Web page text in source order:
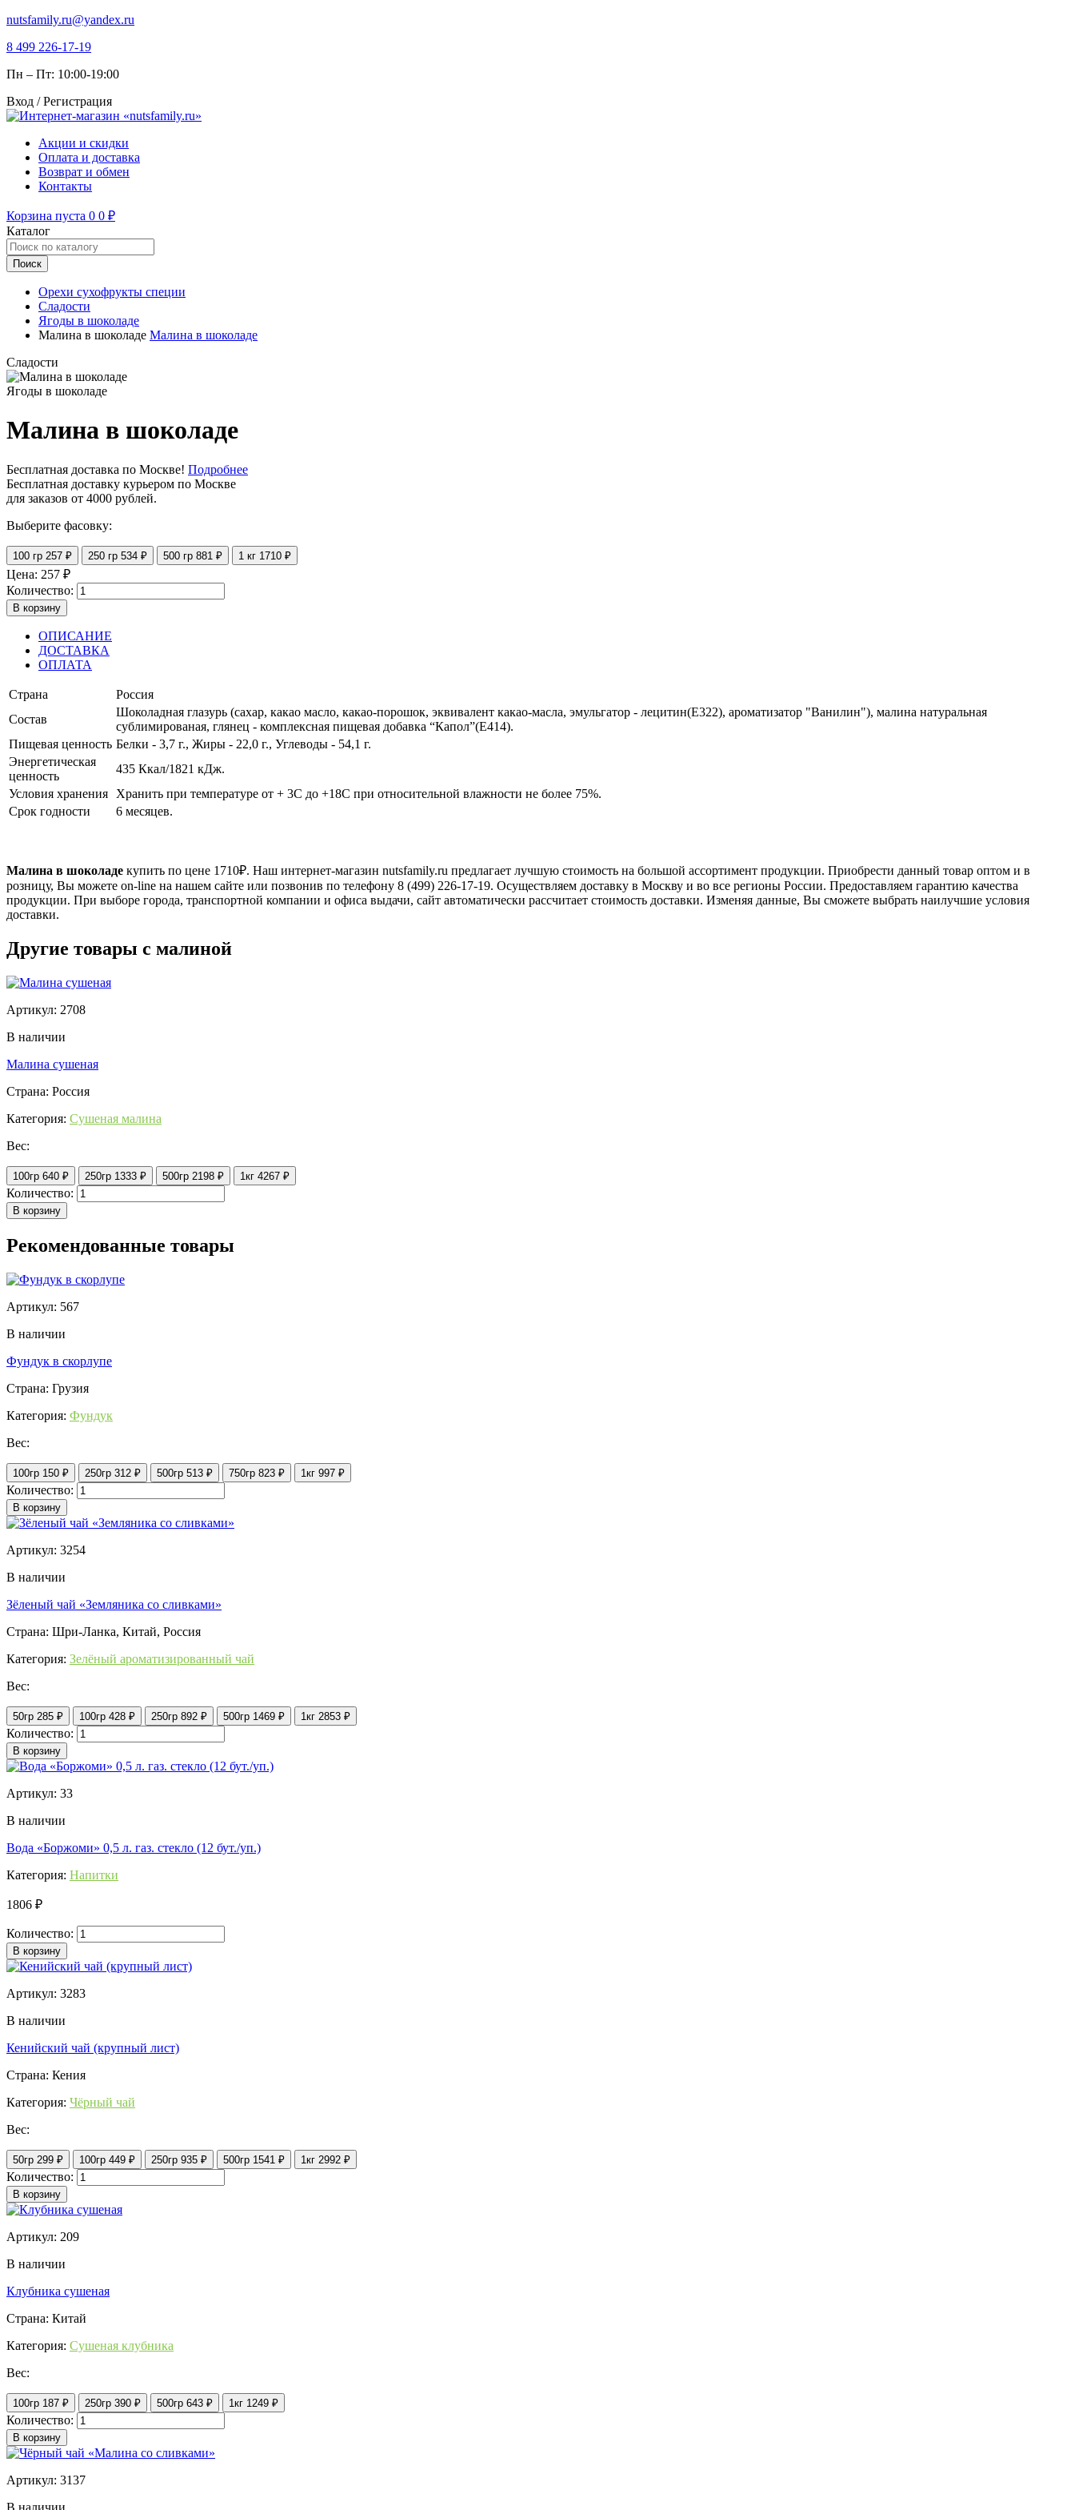
nutsfamily.ru@yandex.ru
8 499 226-17-19
Пн – Пт: 10:00-19:00
Вход / Регистрация
Акции и скидки
Оплата и доставка
Возврат и обмен
Контакты
Корзина пуста 0 0 ₽
Каталог
Поиск
Орехи сухофрукты специи
Сладости
Ягоды в шоколаде
Малина в шоколаде Малина в шоколаде
Сладости
Ягоды в шоколаде
Малина в шоколаде
Бесплатная доставка по Москве! Подробнее
Бесплатная доставку курьером по Москве
для заказов от 4000 рублей.
Выберите фасовку:
100 гр 257 ₽ 250 гр 534 ₽ 500 гр 881 ₽ 1 кг 1710 ₽
Цена: 257 ₽
Количество:
В корзину
ОПИСАНИЕ
ДОСТАВКА
ОПЛАТА
Страна
Россия
Состав
Шоколадная глазурь (сахар, какао масло, какао-порошок, эквивалент какао-масла, эмульгатор - лецитин(Е322), ароматизатор "Ванилин"), малина натуральная
сублимированая, глянец - комплексная пищевая добавка “Капол”(Е414).
Пищевая ценность Белки - 3,7 г., Жиры - 22,0 г., Углеводы - 54,1 г.
Энергетическая
ценность
435 Ккал/1821 кДж.
Условия хранения
Хранить при температуре от + 3С до +18С при относительной влажности не более 75%.
Срок годности
6 месяцев.
Малина в шоколаде купить по цене 1710₽. Наш интернет-магазин nutsfamily.ru предлагает лучшую стоимость на большой ассортимент продукции. Приобрести данный товар оптом и в
розницу, Вы можете on-line на нашем сайте или позвонив по телефону 8 (499) 226-17-19. Осуществляем доставку в Москву и во все регионы России. Предоставляем гарантию качества
продукции. При выборе города, транспортной компании и офиса выдачи, сайт автоматически рассчитает стоимость доставки. Изменяя данные, Вы сможете выбрать наилучшие условия
доставки.
Другие товары с малиной
Артикул: 2708
В наличии
Малина сушеная
Страна: Россия
Категория: Сушеная малина
Вес:
100гр 640 ₽ 250гр 1333 ₽ 500гр 2198 ₽ 1кг 4267 ₽
Количество:
В корзину
Рекомендованные товары
Артикул: 567
В наличии
Фундук в скорлупе
Страна: Грузия
Категория: Фундук
Вес:
100гр 150 ₽ 250гр 312 ₽ 500гр 513 ₽ 750гр 823 ₽ 1кг 997 ₽
Количество:
В корзину
Артикул: 3254
В наличии
Зёленый чай «Земляника со сливками»
Страна: Шри-Ланка, Китай, Россия
Категория: Зелёный ароматизированный чай
Вес:
50гр 285 ₽ 100гр 428 ₽ 250гр 892 ₽ 500гр 1469 ₽ 1кг 2853 ₽
Количество:
В корзину
Артикул: 33
В наличии
Вода «Боржоми» 0,5 л. газ. стекло (12 бут./уп.)
Категория: Напитки
1806 ₽
Количество:
В корзину
Артикул: 3283
В наличии
Кенийский чай (крупный лист)
Страна: Кения
Категория: Чёрный чай
Вес:
50гр 299 ₽ 100гр 449 ₽ 250гр 935 ₽ 500гр 1541 ₽ 1кг 2992 ₽
Количество:
В корзину
Артикул: 209
В наличии
Клубника сушеная
Страна: Китай
Категория: Сушеная клубника
Вес:
100гр 187 ₽ 250гр 390 ₽ 500гр 643 ₽ 1кг 1249 ₽
Количество:
В корзину
Артикул: 3137
В наличии